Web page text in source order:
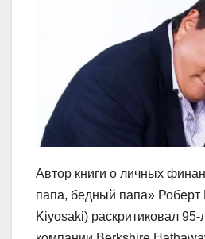
Автор книги о личных
папа, бедный папа» Роберт
Kiyosaki) раскритиковал 95-